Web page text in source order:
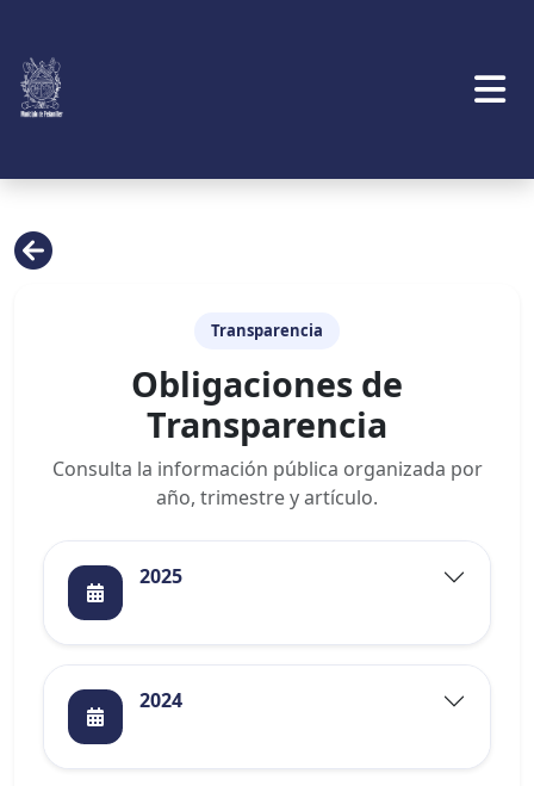
Transparencia
Obligaciones de
Transparencia
Consulta la información pública organizada por
año, trimestre y artículo.
2025
2024